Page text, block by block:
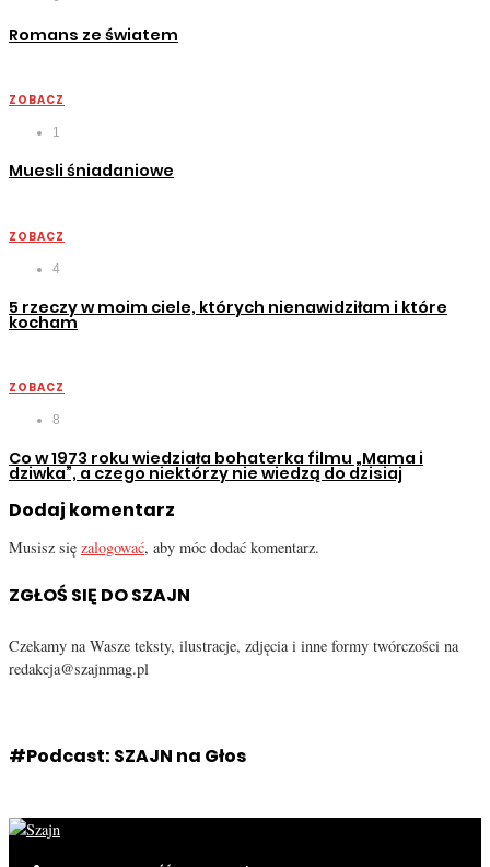
Romans ze światem
ZOBACZ
1
Muesli śniadaniowe
ZOBACZ
4
5 rzeczy w moim ciele, których nienawidziłam i które
kocham
ZOBACZ
8
Co w 1973 roku wiedziała bohaterka filmu „Mama i
dziwka”, a czego niektórzy nie wiedzą do dzisiaj
Dodaj komentarz
Musisz się zalogować, aby móc dodać komentarz.
ZGŁOŚ SIĘ DO SZAJN
Czekamy na Wasze teksty, ilustracje, zdjęcia i inne formy twórczości na
redakcja@szajnmag.pl
#Podcast: SZAJN na Głos